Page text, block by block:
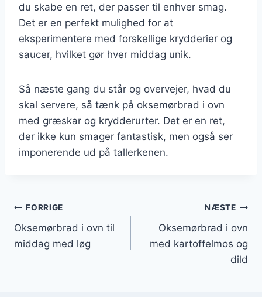
du skabe en ret, der passer til enhver smag.
Det er en perfekt mulighed for at
eksperimentere med forskellige krydderier og
saucer, hvilket gør hver middag unik.
Så næste gang du står og overvejer, hvad du
skal servere, så tænk på oksemørbrad i ovn
med græskar og krydderurter. Det er en ret,
der ikke kun smager fantastisk, men også ser
imponerende ud på tallerkenen.
Indlægsnavigation
FORRIGE
Oksemørbrad i ovn til
middag med løg
NÆSTE
Oksemørbrad i ovn
med kartoffelmos og
dild